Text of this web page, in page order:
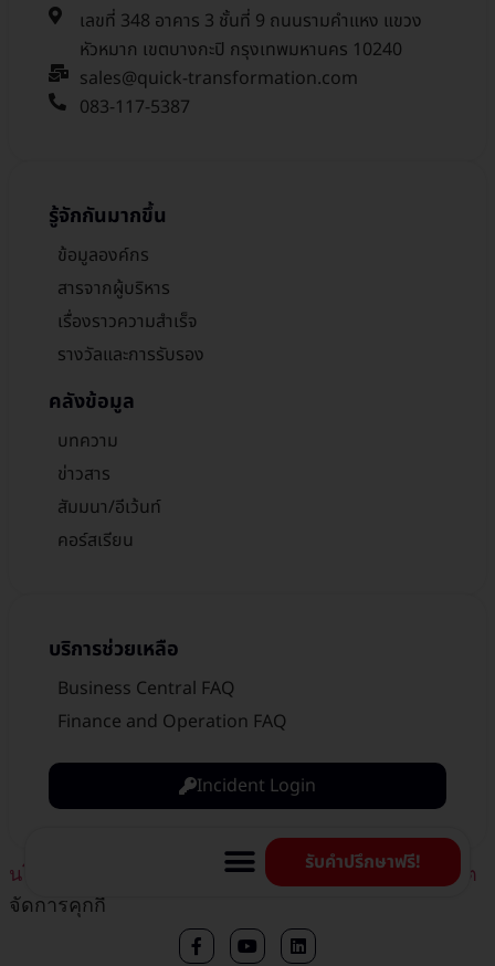
รับคำปรึกษาฟรี!
เลขที่ 348 อาคาร 3 ชั้นที่ 9 ถนนรามคำแหง แขวง
หัวหมาก เขตบางกะปิ กรุงเทพมหานคร 10240
sales@quick-transformation.com​
083-117-5387
รู้จักกันมากขึ้น
ข้อมูลองค์กร
สารจากผู้บริหาร
เรื่องราวความสำเร็จ
รางวัลและการรับรอง
คลังข้อมูล
บทความ
ข่าวสาร
สัมมนา/อีเว้นท์
คอร์สเรียน
บริการช่วยเหลือ
Business Central FAQ
Finance and Operation FAQ
Incident Login
นโยบายคุ้มครองข้อมูลส่วนบุคคล
แจ้งเบาะแสการทุจริต​
จัดการคุกกี้